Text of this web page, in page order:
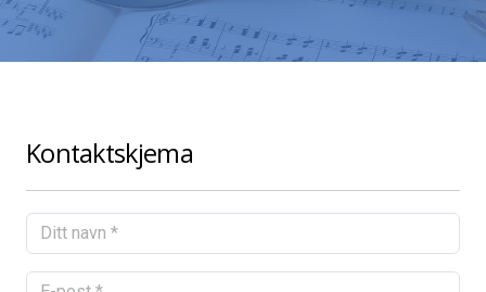
Kontaktskjema
Sponsorer
Styret